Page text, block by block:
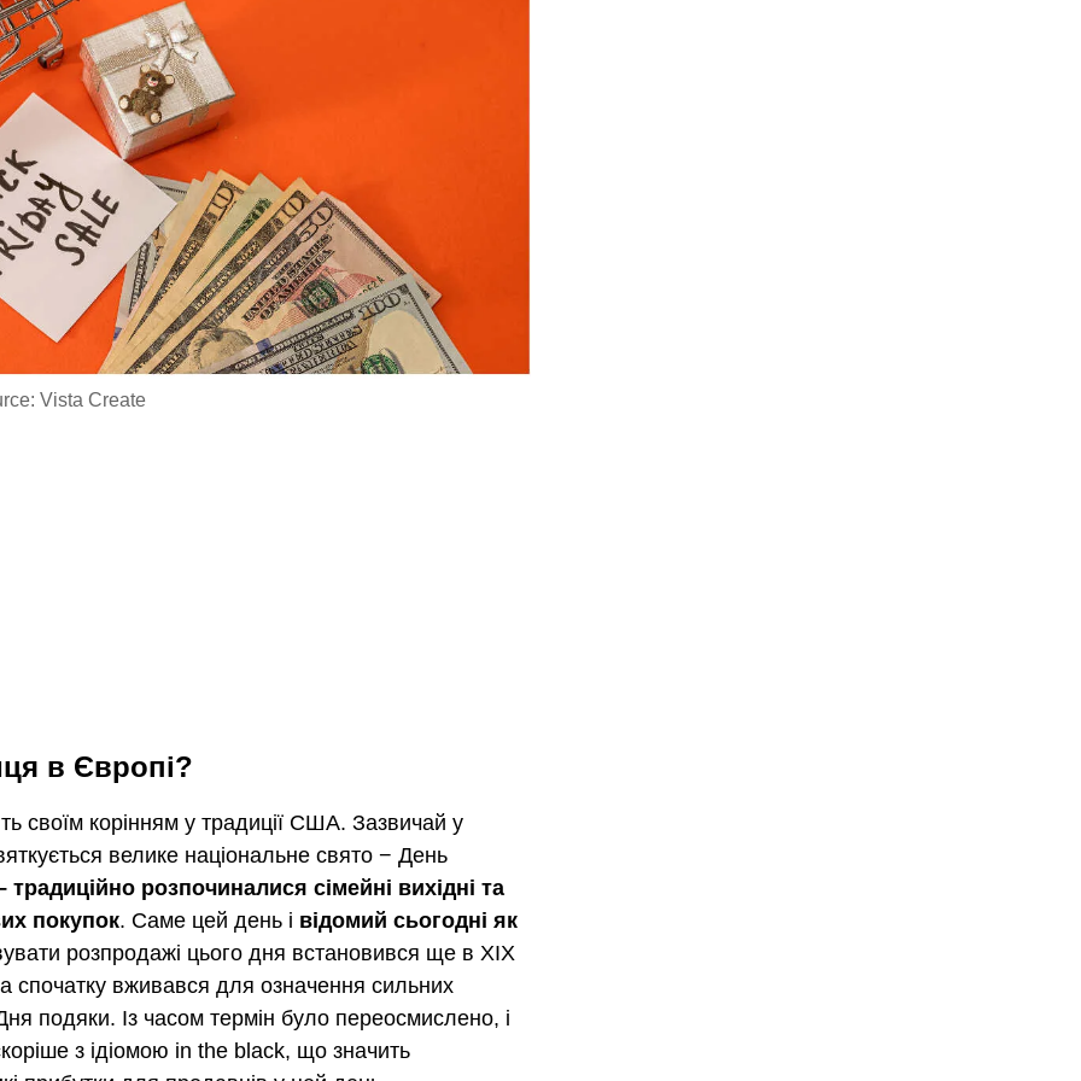
Vista Create
в Європі?
своїм корінням у традиції США. Зазвичай у
велике національне свято − День
традиційно розпочиналися сімейні вихідні та
покупок. Саме цей день і відомий сьогодні як
розпродажі цього дня встановився ще в XIX
спочатку вживався для означення сильних
подяки. Із часом термін було переосмислено, і
з ідіомою in the black, що значить